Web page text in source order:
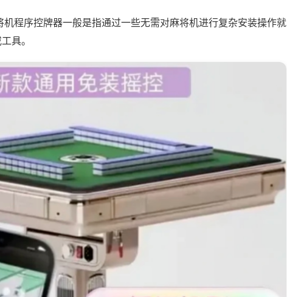
程序控牌器一般是指通过一些无需对麻将机进行复杂安装操作就
具。